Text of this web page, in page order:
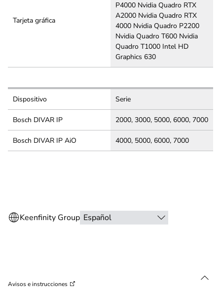
Tarjeta gráfica
P4000 Nvidia Quadro RTX
A2000 Nvidia Quadro RTX
4000 Nvidia Quadro P2200
Nvidia Quadro T600 Nvidia
Quadro T1000 Intel HD
Graphics 630
Dispositivo Serie
Bosch DIVAR IP 2000, 3000, 5000, 6000, 7000
Bosch DIVAR IP AiO 4000, 5000, 6000, 7000
Avisos e instrucciones